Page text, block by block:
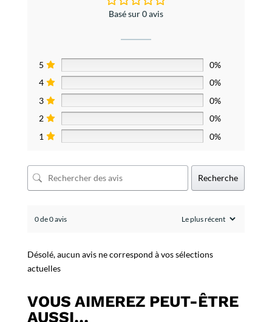
Basé sur 0 avis
5
0%
4
0%
3
0%
2
0%
1
0%
Recherche
0 de 0 avis
Désolé, aucun avis ne correspond à vos sélections
actuelles
VOUS AIMEREZ PEUT-ÊTRE
AUSSI…